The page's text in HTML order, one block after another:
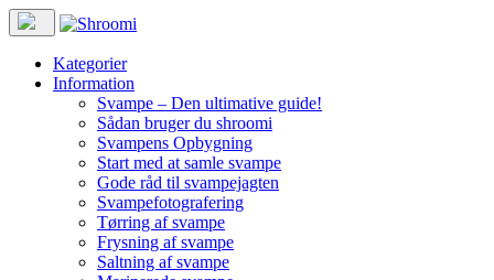
Kategorier
Information
Svampe – Den ultimative guide!
Sådan bruger du shroomi
Svampens Opbygning
Start med at samle svampe
Gode råd til svampejagten
Svampefotografering
Tørring af svampe
Frysning af svampe
Saltning af svampe